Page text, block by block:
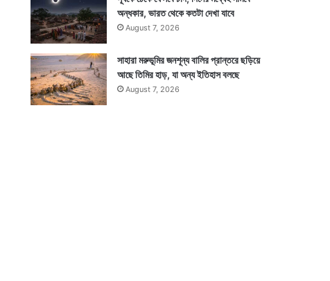
অন্ধকার, ভারত থেকে কতটা দেখা যাবে
August 7, 2026
সাহারা মরুভূমির জনশূন্য বালির প্রান্তরে ছড়িয়ে
আছে তিমির হাড়, যা অন্য ইতিহাস বলছে
August 7, 2026